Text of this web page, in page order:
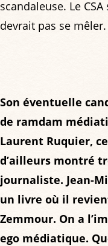
scandaleuse. Le
devrait pas se mêler.
Son éventuelle
de ramdam
Laurent Ruquier,
d’ailleurs montré
journaliste. Jean-
un livre où il
Zemmour. On a
ego médiatique.